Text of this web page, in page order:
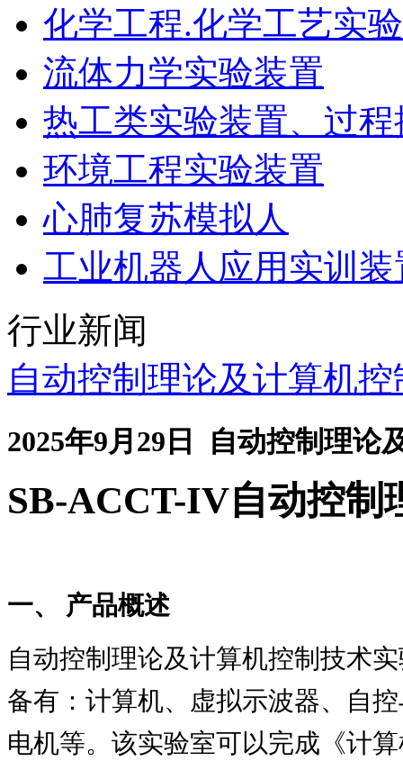
化学工程.化学工艺实
流体力学实验装置
热工类实验装置、过
环境工程实验装置
心肺复苏模拟人
工业机器人应用实训装
行业新闻
自动控制理论及计算机
2025年9月29日 自动控制理论
SB-ACCT-IV自动控制
一、 产品概述
自动控制理论及计算机控制技术
备有：计算机、虚拟示波器、自
电机等。该实验室可以完成《计